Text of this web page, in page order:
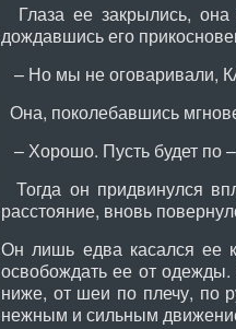
Глаза ее закрылись,
дождавшись его
– Но мы не оговаривали,
Она, поколебавшись
– Хорошо. Пусть будет по
Тогда он придвинулся
расстояние, вновь
Он лишь едва касался ее
освобождать ее от
ниже, от шеи по плечу, по
нежным и сильным